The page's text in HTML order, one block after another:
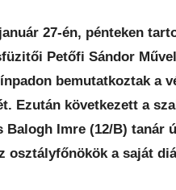
27-én, pénteken
Petőfi Sándor
bemutatkoztak a
Ezután következett a
Balogh Imre (12/B) tanár
osztályfőnökök a saját